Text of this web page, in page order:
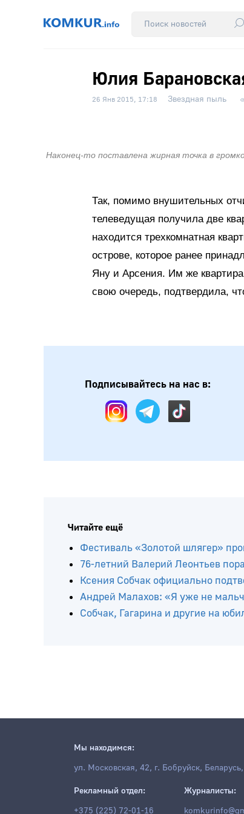
Юлия
26 Янв 2015, 17:18 Звездная пыль
Наконец-то поставлена жирная точка в
Так, помимо внушительных
телеведущая получила две
находится трехкомнатная
острове, которое ранее
Яну и Арсения. Им же
свою очередь, подтвердила,
Подписывайтесь на нас в:
Читайте ещё
Фестиваль «Золотой шлягер»
76-летний Валерий Леонтьев
Ксения Собчак официально
Андрей Малахов: «Я уже не
Собчак, Гагарина и другие на
Мы находимся:
ул. Московская, 42, г. Бобруйск,
Рекламный отдел:
+375 (225) 72-01-16
Журналисты: